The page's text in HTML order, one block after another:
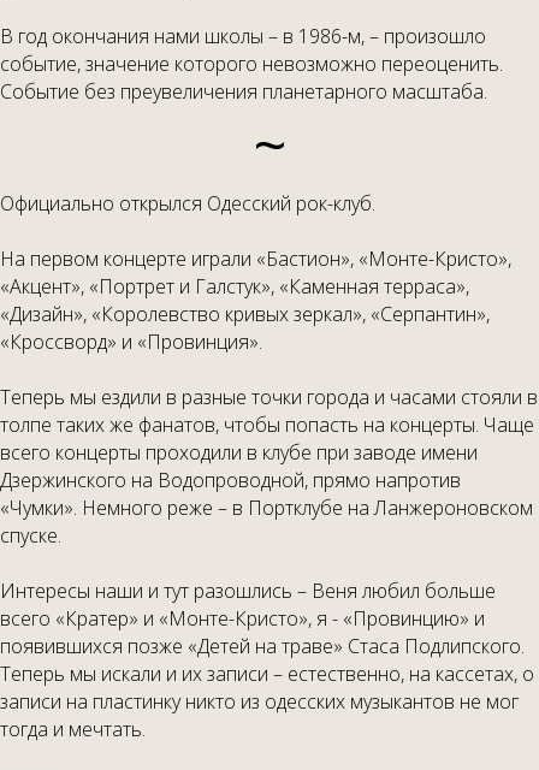
В год окончания нами школы – в 1986-м, – произошло
событие, значение которого невозможно переоценить.
Событие без преувеличения планетарного масштаба.
~
Официально открылся Одесский рок-клуб.
На первом концерте играли «Бастион», «Монте-Кристо»,
«Акцент», «Портрет и Галстук», «Каменная терраса»,
«Дизайн», «Королевство кривых зеркал», «Серпантин»,
«Кроссворд» и «Провинция».
Теперь мы ездили в разные точки города и часами стояли в
толпе таких же фанатов, чтобы попасть на концерты. Чаще
всего концерты проходили в клубе при заводе имени
Дзержинского на Водопроводной, прямо напротив
«Чумки». Немного реже – в Портклубе на Ланжероновском
спуске.
Интересы наши и тут разошлись – Веня любил больше
всего «Кратер» и «Монте-Кристо», я - «Провинцию» и
появившихся позже «Детей на траве» Стаса Подлипского.
Теперь мы искали и их записи – естественно, на кассетах, о
записи на пластинку никто из одесских музыкантов не мог
тогда и мечтать.